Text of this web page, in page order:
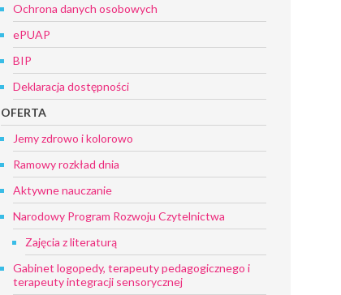
Ochrona danych osobowych
ePUAP
BIP
Deklaracja dostępności
OFERTA
Jemy zdrowo i kolorowo
Ramowy rozkład dnia
Aktywne nauczanie
Narodowy Program Rozwoju Czytelnictwa
Zajęcia z literaturą
Gabinet logopedy, terapeuty pedagogicznego i
terapeuty integracji sensorycznej